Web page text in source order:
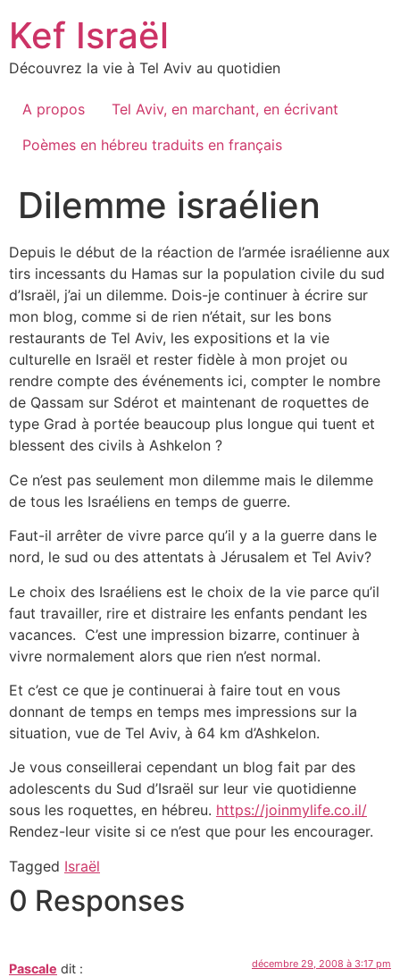
content
Kef Israël
Découvrez la vie à Tel Aviv au quotidien
A propos
Tel Aviv, en marchant, en écrivant
Poèmes en hébreu traduits en français
Dilemme israélien
Depuis le début de la réaction de l’armée israélienne aux
tirs incessants du Hamas sur la population civile du sud
d’Israël, j’ai un dilemme. Dois-je continuer à écrire sur
mon blog, comme si de rien n’était, sur les bons
restaurants de Tel Aviv, les expositions et la vie
culturelle en Israël et rester fidèle à mon projet ou
rendre compte des événements ici, compter le nombre
de Qassam sur Sdérot et maintenant de roquettes de
type Grad à portée beaucoup plus longue qui tuent et
blessent des civils à Ashkelon ?
Ce n’est pas seulement mon dilemme mais le dilemme
de tous les Israéliens en temps de guerre.
Faut-il arrêter de vivre parce qu’il y a la guerre dans le
nord, le sud ou des attentats à Jérusalem et Tel Aviv?
Le choix des Israéliens est le choix de la vie parce qu’il
faut travailler, rire et distraire les enfants pendant les
vacances. C’est une impression bizarre, continuer à
vivre normalement alors que rien n’est normal.
Et c’est ce que je continuerai à faire tout en vous
donnant de temps en temps mes impressions sur la
situation, vue de Tel Aviv, à 64 km d’Ashkelon.
Je vous conseillerai cependant un blog fait par des
adolescents du Sud d’Israël sur leur vie quotidienne
sous les roquettes, en hébreu. https://joinmylife.co.il/
Rendez-leur visite si ce n’est que pour les encourager.
Tagged Israël
0 Responses
Pascale dit : décembre 29, 2008 à 3:17 pm